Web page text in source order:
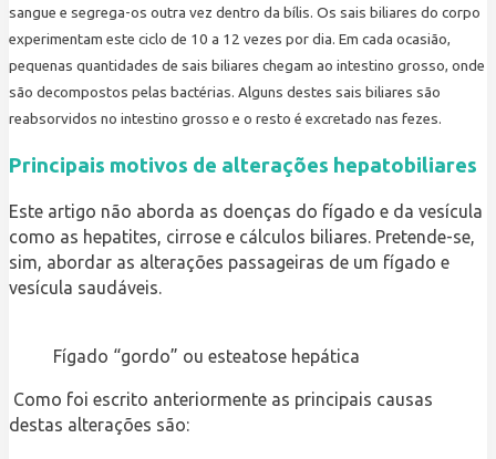
sangue e segrega-os outra vez dentro da bílis. Os sais biliares do corpo
experimentam este ciclo de 10 a 12 vezes por dia. Em cada ocasião,
pequenas quantidades de sais biliares chegam ao intestino grosso, onde
são decompostos pelas bactérias. Alguns destes sais biliares são
reabsorvidos no intestino grosso e o resto é excretado nas fezes.
Principais motivos de alterações hepatobiliares
Este artigo não aborda as doenças do fígado e da vesícula
como as hepatites, cirrose e cálculos biliares. Pretende-se,
sim, abordar as alterações passageiras de um fígado e
vesícula saudáveis.
Fígado “gordo” ou esteatose hepática
Como foi escrito anteriormente as principais causas
destas alterações são: